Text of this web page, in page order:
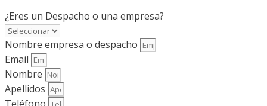
¿Eres un Despacho o una empresa?
Nombre empresa o despacho
Email
Nombre
Apellidos